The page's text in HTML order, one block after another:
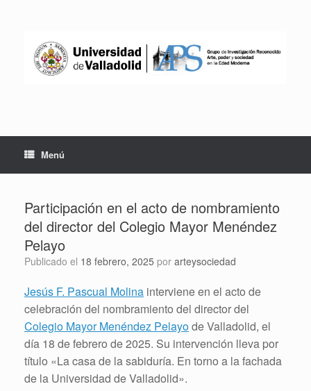
Menú
Participación en el acto de nombramiento
del director del Colegio Mayor Menéndez
Pelayo
Publicado el 18 febrero, 2025 por arteysociedad
Jesús F. Pascual Molina interviene en el acto de
celebración del nombramiento del director del
Colegio Mayor Menéndez Pelayode Valladolid, el
día 18 de febrero de 2025. Su intervención lleva por
título «La casa de la sabiduría. En torno a la fachada
de la Universidad de Valladolid».